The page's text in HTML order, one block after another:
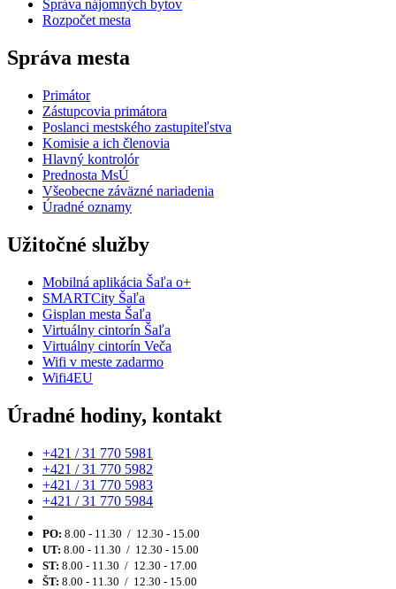
Správa nájomných bytov
Rozpočet mesta
Správa mesta
Primátor
Zástupcovia primátora
Poslanci mestského zastupiteľstva
Komisie a ich členovia
Hlavný kontrolór
Prednosta MsÚ
Všeobecne záväzné nariadenia
Úradné oznamy
Užitočné služby
Mobilná aplikácia Šaľa o+
SMARTCity Šaľa
Gisplan mesta Šaľa
Virtuálny cintorín Šaľa
Virtuálny cintorín Veča
Wifi v meste zadarmo
Wifi4EU
Úradné hodiny, kontakt
+421 / 31 770 5981
+421 / 31 770 5982
+421 / 31 770 5983
+421 / 31 770 5984
PO: 8.00 - 11.30 / 12.30 - 15.00
UT: 8.00 - 11.30 / 12.30 - 15.00
ST: 8.00 - 11.30 / 12.30 - 17.00
ŠT: 8.00 - 11.30 / 12.30 - 15.00